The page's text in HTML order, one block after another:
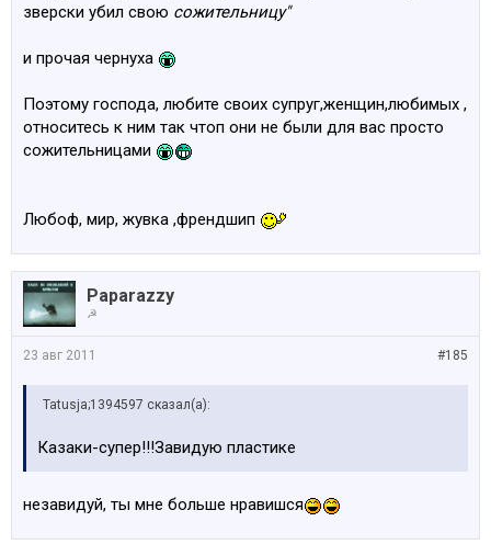
зверски убил свою сожительницу"
и прочая чернуха
Поэтому господа, любите своих супруг,женщин,любимых ,
относитесь к ним так чтоп они не были для вас просто
сожительницами
Любоф, мир, жувка ,френдшип
Paparazzy
☭
#185
23 авг 2011
Tatusja;1394597 сказал(а):
Казаки-супер!!!Завидую пластике
незавидуй, ты мне больше нравишся